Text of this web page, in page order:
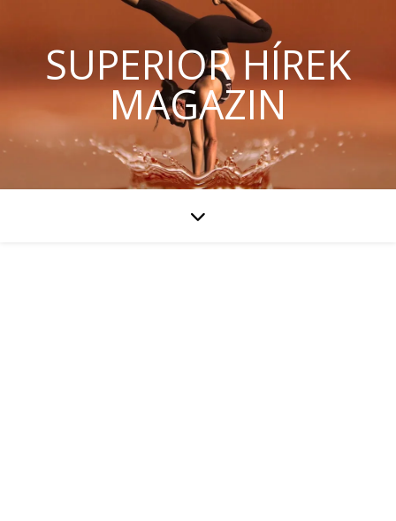
SUPERIOR HÍREK
MAGAZIN